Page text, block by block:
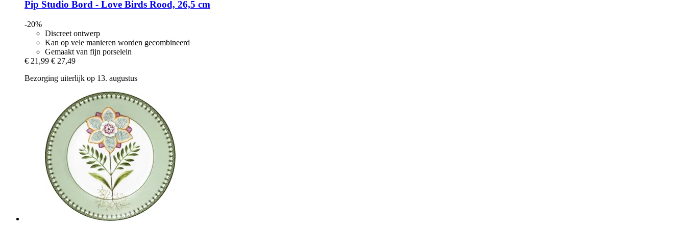
Pip Studio Bord -​ Love Birds Rood, 26,5 cm
-20%
Discreet ontwerp
Kan op vele manieren worden gecombineerd
Gemaakt van fijn porselein
€ 21,99 € 27,49
Bezorging uiterlijk op 13. augustus